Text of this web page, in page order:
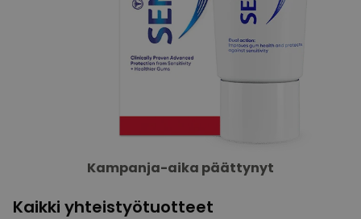
Kampanja-aika päättynyt
Kaikki yhteistyötuotteet